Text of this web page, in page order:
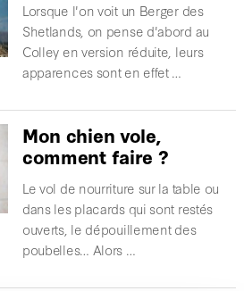
Lorsque l'on voit un Berger des
Shetlands, on pense d'abord au
Colley en version réduite, leurs
apparences sont en effet …
Mon chien vole,
comment faire ?
Le vol de nourriture sur la table ou
dans les placards qui sont restés
ouverts, le dépouillement des
poubelles… Alors …